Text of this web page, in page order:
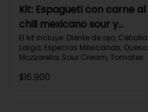
Carbohidratos 90g | Grasas 49g |
Proteínas 45g
Kit: Espagueti con carne al
chili mexicano sour y
queso-35
El kit incluye: Diente de ajo, Cebolla
Larga, Especias Mexicanas, Queso
Mozzarella, Sour Cream, Tomates
Molida (150g/p), Receta Impresa.
$16.900